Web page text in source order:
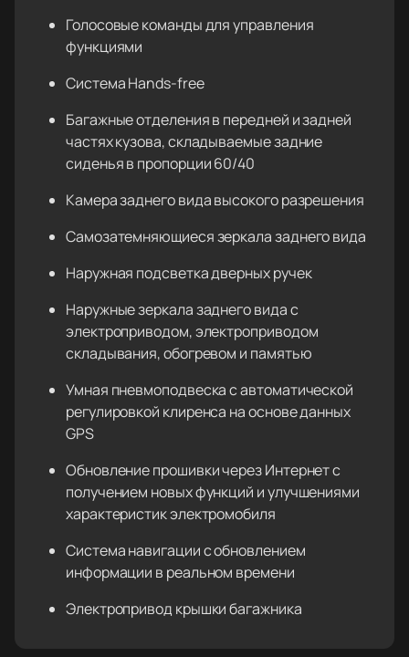
Голосовые команды для управления
функциями
Система Hands-free
Багажные отделения в передней и задней
частях кузова, складываемые задние
сиденья в пропорции 60/40
Камера заднего вида высокого разрешения
Самозатемняющиеся зеркала заднего вида
Наружная подсветка дверных ручек
Наружные зеркала заднего вида с
электроприводом, электроприводом
складывания, обогревом и памятью
Умная пневмоподвеска с автоматической
регулировкой клиренса на основе данных
GPS
Обновление прошивки через Интернет с
получением новых функций и улучшениями
характеристик электромобиля
Система навигации с обновлением
информации в реальном времени
Электропривод крышки багажника